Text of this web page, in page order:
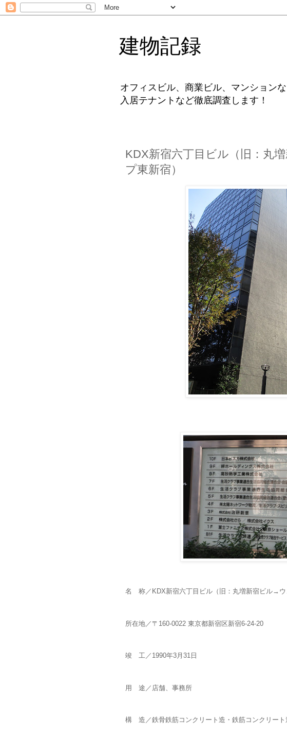
建物記録
オフィスビル、商業ビル、マンション
入居テナントなど徹底調査します！
KDX新宿六丁目ビル（旧：丸
プ東新宿）
名 称／KDX新宿六丁目ビル（旧：丸増新宿ビル→ウ
所在地／〒160-0022 東京都新宿区新宿6-24-20
竣 工／1990年3月31日
用 途／店舗、事務所
構 造／鉄骨鉄筋コンクリート造・鉄筋コンクリート